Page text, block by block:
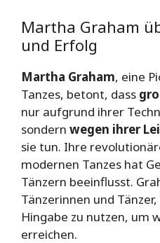
Martha Graham
und Erfolg
Martha Graham, eine
Tanzes, betont, dass
nur aufgrund ihrer
sondern wegen ihrer
sie tun. Ihre
modernen Tanzes hat
Tänzern beeinflusst.
Tänzerinnen und
Hingabe zu nutzen, um
erreichen.